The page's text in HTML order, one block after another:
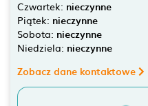
Czwartek: nieczynne
Piątek: nieczynne
Sobota: nieczynne
Niedziela: nieczynne
Zobacz dane kontaktowe